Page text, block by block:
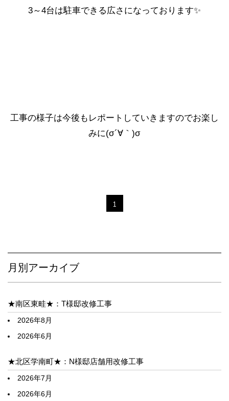
3～4台は駐車できる広さになっております✨
工事の様子は今後もレポートしていきますのでお楽し
みに(σ´∀｀)σ
1
月別アーカイブ
★南区東畦★：T様邸改修工事
2026年8月
2026年6月
★北区学南町★：N様邸店舗用改修工事
2026年7月
2026年6月